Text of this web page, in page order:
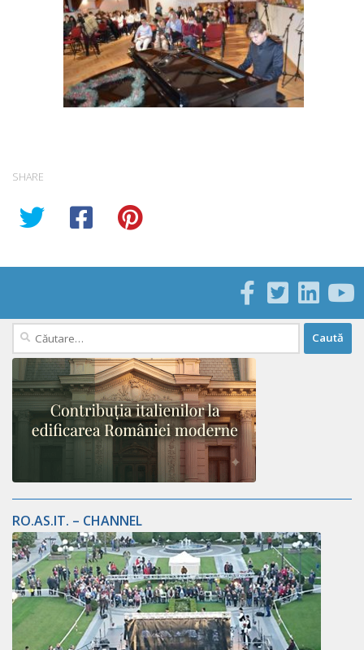
SHARE
Caută
după:
RO.AS.IT. – CHANNEL